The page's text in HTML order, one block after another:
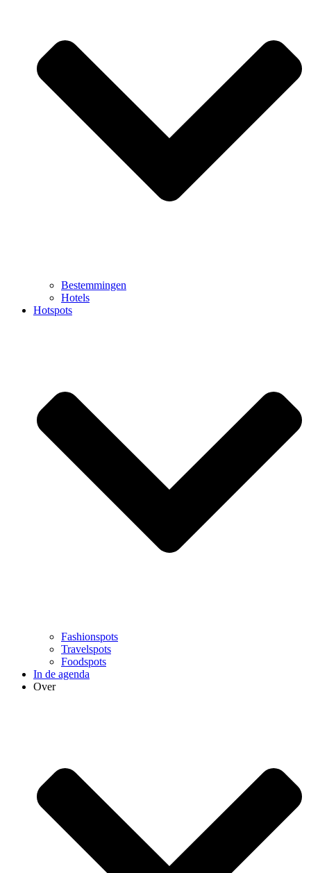
Bestemmingen
Hotels
Hotspots
Fashionspots
Travelspots
Foodspots
In de agenda
Over